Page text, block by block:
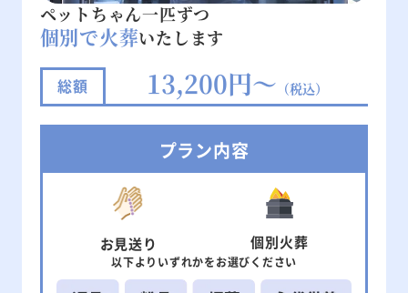
ペットちゃん一匹ずつ
個別で火葬いたします
総額 13,200円～ （税込）
プラン内容
お見送り 個別火葬
以下より いずれかをお選びください